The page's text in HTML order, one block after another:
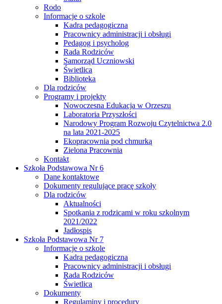
Rodo
Informacje o szkole
Kadra pedagogiczna
Pracownicy administracji i obsługi
Pedagog i psycholog
Rada Rodziców
Samorząd Uczniowski
Świetlica
Biblioteka
Dla rodziców
Programy i projekty
Nowoczesna Edukacja w Orzeszu
Laboratoria Przyszłości
Narodowy Program Rozwoju Czytelnictwa 2.0
na lata 2021-2025
Ekopracownia pod chmurką
Zielona Pracownia
Kontakt
Szkoła Podstawowa Nr 6
Dane kontaktowe
Dokumenty regulujące pracę szkoły
Dla rodziców
Aktualności
Spotkania z rodzicami w roku szkolnym
2021/2022
Jadłospis
Szkoła Podstawowa Nr 7
Informacje o szkole
Kadra pedagogiczna
Pracownicy administracji i obsługi
Rada Rodziców
Świetlica
Dokumenty
Regulaminy i procedury